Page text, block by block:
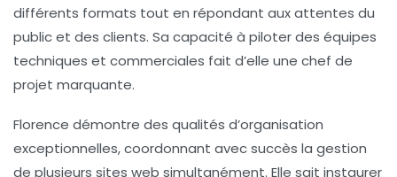
différents formats tout en répondant aux attentes du
public et des clients. Sa capacité à piloter des équipes
techniques et commerciales fait d’elle une chef de
projet marquante.
Florence démontre des qualités d’organisation
exceptionnelles, coordonnant avec succès la gestion
de plusieurs sites web simultanément. Elle sait instaurer